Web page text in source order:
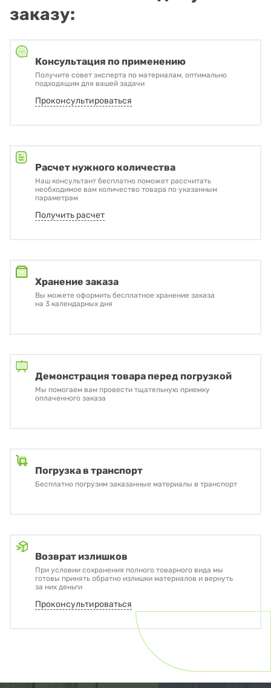
заказу:
Консультация по применению
Получите совет эксперта по материалам, оптимально
подходящим для вашей задачи
Проконсультироваться
Расчет нужного количества
Наш консультант бесплатно поможет рассчитать
необходимое вам количество товара по указанным
параметрам
Получить расчет
Хранение заказа
Вы можете оформить бесплатное хранение заказа
на 3 календарных дня
Демонстрация товара перед погрузкой
Мы помогаем вам провести тщательную приемку
оплаченного заказа
Погрузка в транспорт
Бесплатно погрузим заказанные материалы в транспорт
Возврат излишков
При условии сохранения полного товарного вида мы
готовы принять обратно излишки материалов и вернуть
за них деньги
Проконсультироваться